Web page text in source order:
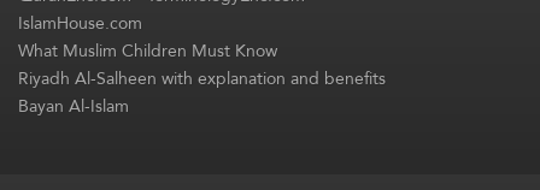
IslamHouse.com
What Muslim Children Must Know
Riyadh Al-Salheen with explanation and benefits
Bayan Al-Islam